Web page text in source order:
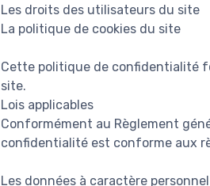
Les droits des utilisateurs du site
La politique de cookies du site
Cette politique de confidentialité
site.
Lois applicables
Conformément au Règlement
confidentialité est conforme aux
Les données à caractère